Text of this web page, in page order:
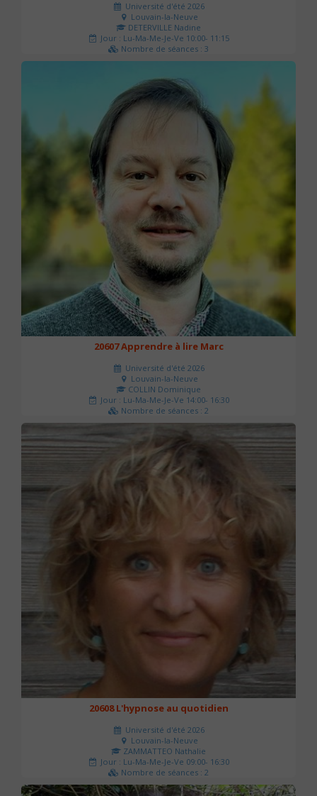
Université d'été 2026
Louvain-la-Neuve
DETERVILLE Nadine
Jour : Lu-Ma-Me-Je-Ve 10:00- 11:15
Nombre de séances : 3
30 €
20607 Apprendre à lire Marc
Université d'été 2026
Louvain-la-Neuve
COLLIN Dominique
Jour : Lu-Ma-Me-Je-Ve 14:00- 16:30
Nombre de séances : 2
51 €
20608 L'hypnose au quotidien
Université d'été 2026
Louvain-la-Neuve
ZAMMATTEO Nathalie
Jour : Lu-Ma-Me-Je-Ve 09:00- 16:30
Nombre de séances : 2
140 €